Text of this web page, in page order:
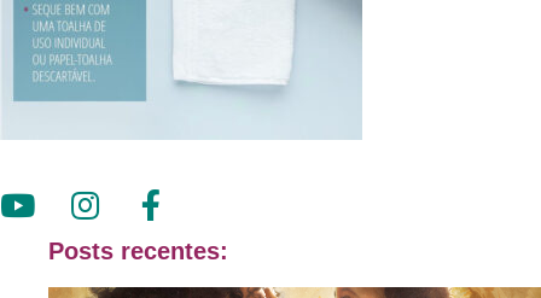
Posts recentes: